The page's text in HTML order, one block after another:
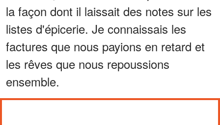
la façon dont il laissait des notes sur les
listes d'épicerie. Je connaissais les
factures que nous payions en retard et
les rêves que nous repoussions
ensemble.